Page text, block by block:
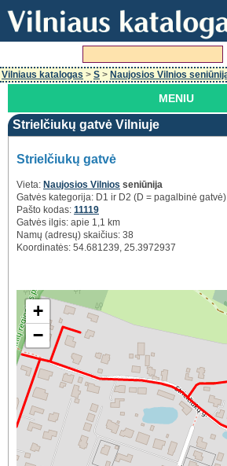
Vilniaus katalogas > S > Naujosios Vilnios
MENIU
Strielčiukų gatvė Vilniuje
Strielčiukų gatvė
Vieta: Naujosios Vilnios seniūnija
Gatvės kategorija: D1 ir D2 (D = pagalbinė gatvė)
Pašto kodas: 11119
Gatvės ilgis: apie 1,1 km
Namų (adresų) skaičius: 38
Koordinatės: 54.681239, 25.3972937
+
−